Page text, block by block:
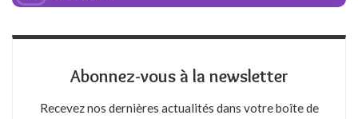
Abonnez-vous à la newsletter
Recevez nos dernières actualités dans votre boîte de